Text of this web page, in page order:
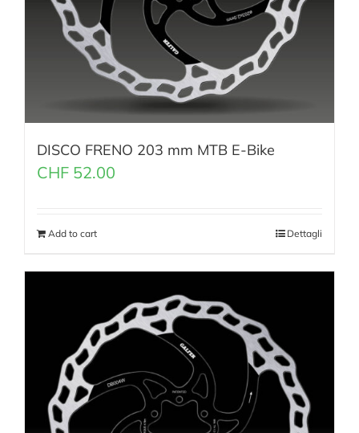
DISCO FRENO 203 mm MTB E-Bike
CHF 52.00
Add to cart Dettagli